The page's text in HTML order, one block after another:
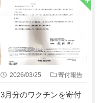
2026/03/25 寄付報告
3月分のワクチンを寄付